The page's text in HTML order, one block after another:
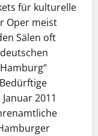
für kulturelle
Oper meist
Sälen oft
2011